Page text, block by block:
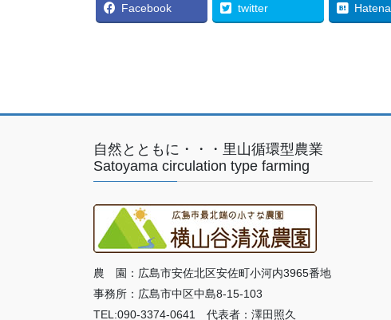
Facebook twitter Hatena
自然とともに・・・里山循環型農業
Satoyama circulation type farming
農 園：広島市安佐北区安佐町小河内3965番地
事務所：広島市中区中島8-15-103
TEL:090-3374-0641 代表者：澤田照久